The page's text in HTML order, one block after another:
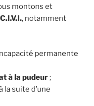
montons et
C.I.V.I., notamment
permanente
à la pudeur;
la suite d’une